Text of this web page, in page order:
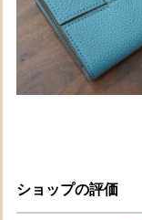
ショップの評価